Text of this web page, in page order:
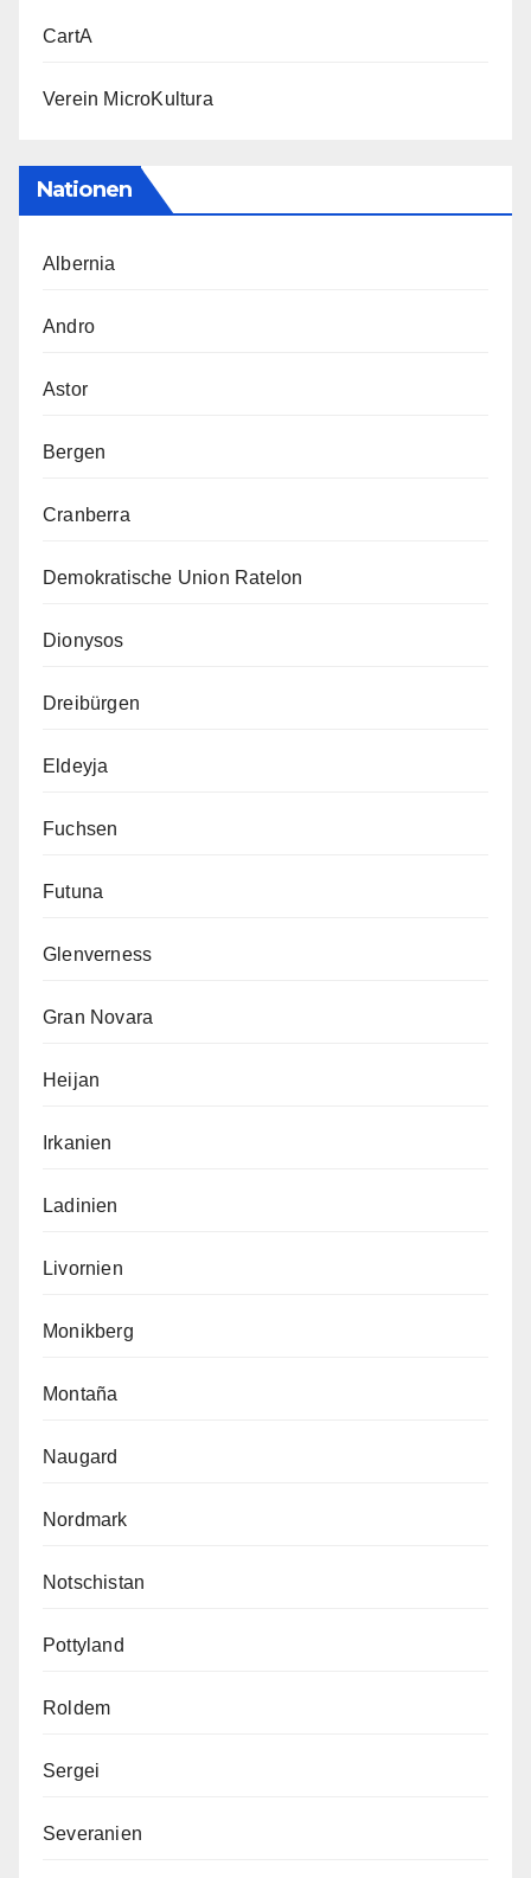
CartA
Verein MicroKultura
Nationen
Albernia
Andro
Astor
Bergen
Cranberra
Demokratische Union Ratelon
Dionysos
Dreibürgen
Eldeyja
Fuchsen
Futuna
Glenverness
Gran Novara
Heijan
Irkanien
Ladinien
Livornien
Monikberg
Montaña
Naugard
Nordmark
Notschistan
Pottyland
Roldem
Sergei
Severanien